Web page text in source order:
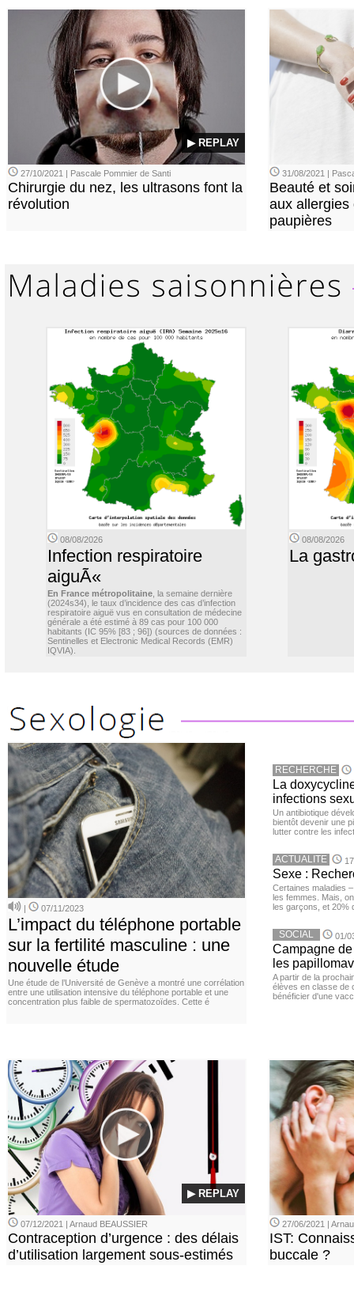
▶ REPLAY
27/10/2021 | Pascale Pommier de Santi
Chirurgie du nez, les ultrasons font la
révolution
31/08/2021 |
Beauté et
aux allergies
paupières
08/08/2026
Infection respiratoire
aiguÃ«
En France métropolitaine , la semaine dernière
(2024s34), le taux d’incidence des cas d’infection
respiratoire aiguë vus en consultation de médecine
générale a été estimé à 89 cas pour 100 000
habitants (IC 95% [83 ; 96]) (sources de données :
Sentinelles et Electronic Medical Records (EMR)
IQVIA).
08/08/2026
La
| 07/11/2023
L’impact du téléphone portable
sur la fertilité masculine : une
nouvelle étude
Une étude de l’Université de Genève a montré une corrélation
entre une utilisation intensive du téléphone portable et une
concentration plus faible de spermatozoïdes. Cette é
RECHERCHE
La
infections
Un antibiotique
bientôt devenir une
lutter contre les
ACTUALITE
Sexe :
Certaines maladies
les femmes. Mais,
les garçons, et 20%
SOCIAL 01/
Campagne
les
A partir de la
élèves en classe de
bénéficier d'une
▶ REPLAY
07/12/2021 | Arnaud BEAUSSIER
Contraception d’urgence : des délais
d’utilisation largement sous-estimés
27/06/2021 |
IST:
buccale ?